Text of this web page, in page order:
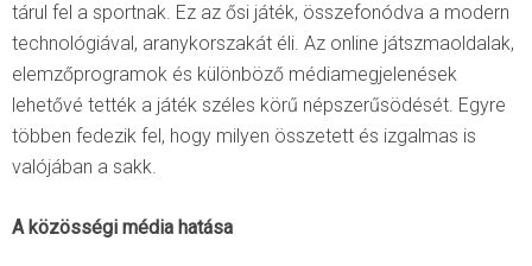
tárul fel a sportnak. Ez az ősi játék, összefonódva a modern
technológiával, aranykorszakát éli. Az online játszmaoldalak,
elemzőprogramok és különböző médiamegjelenések
lehetővé tették a játék széles körű népszerűsödését. Egyre
többen fedezik fel, hogy milyen összetett és izgalmas is
valójában a sakk.
A közösségi média hatása